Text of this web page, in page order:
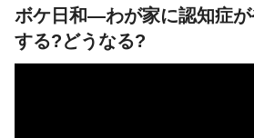
ボケ日和―わが家に認知症が
する?どうなる?